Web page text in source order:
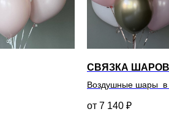
СВЯЗКА
Воздушные шары в
7 140 ₽